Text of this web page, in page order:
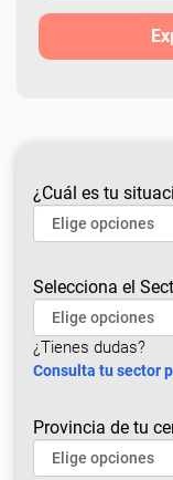
¿Cuál es tu
Selecciona el
¿Tienes dudas?
Consulta tu sector
Provincia de tu